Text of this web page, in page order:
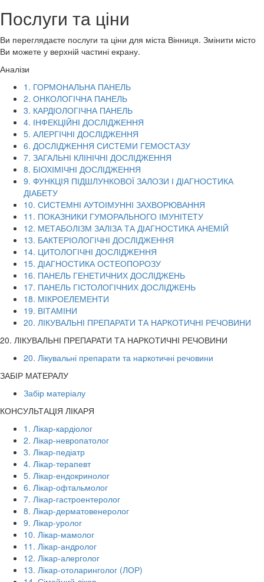
Послуги та ціни
Ви переглядаєте послуги та ціни для міста Вінниця. Змінити місто
Ви можете у верхній частині екрану.
Аналізи
1. ГОРМОНАЛЬНА ПАНЕЛЬ
2. ОНКОЛОГІЧНА ПАНЕЛЬ
3. КАРДІОЛОГІЧНА ПАНЕЛЬ
4. ІНФЕКЦІЙНІ ДОСЛІДЖЕННЯ
5. АЛЕРГІЧНІ ДОСЛІДЖЕННЯ
6. ДОСЛІДЖЕННЯ СИСТЕМИ ГЕМОСТАЗУ
7. ЗАГАЛЬНІ КЛІНІЧНІ ДОСЛІДЖЕННЯ
8. БІОХІМІЧНІ ДОСЛІДЖЕННЯ
9. ФУНКЦІЯ ПІДШЛУНКОВОЇ ЗАЛОЗИ І ДІАГНОСТИКА
ДІАБЕТУ
10. СИСТЕМНІ АУТОІМУННІ ЗАХВОРЮВАННЯ
11. ПОКАЗНИКИ ГУМОРАЛЬНОГО ІМУНІТЕТУ
12. МЕТАБОЛІЗМ ЗАЛІЗА ТА ДІАГНОСТИКА АНЕМІЙ
13. БАКТЕРІОЛОГІЧНІ ДОСЛІДЖЕННЯ
14. ЦИТОЛОГІЧНІ ДОСЛІДЖЕННЯ
15. ДІАГНОСТИКА ОСТЕОПОРОЗУ
16. ПАНЕЛЬ ГЕНЕТИЧНИХ ДОСЛІДЖЕНЬ
17. ПАНЕЛЬ ГІСТОЛОГІЧНИХ ДОСЛІДЖЕНЬ
18. МІКРОЕЛЕМЕНТИ
19. ВІТАМІНИ
20. ЛІКУВАЛЬНІ ПРЕПАРАТИ ТА НАРКОТИЧНІ РЕЧОВИНИ
20. ЛІКУВАЛЬНІ ПРЕПАРАТИ ТА НАРКОТИЧНІ РЕЧОВИНИ
20. Лікувальні препарати та наркотичні речовини
ЗАБІР МАТЕРАЛУ
Забір матеріалу
КОНСУЛЬТАЦІЯ ЛІКАРЯ
1. Лікар-кардіолог
2. Лікар-невропатолог
3. Лікар-педіатр
4. Лікар-терапевт
5. Лікар-ендокринолог
6. Лікар-офтальмолог
7. Лікар-гастроентеролог
8. Лікар-дерматовенеролог
9. Лікар-уролог
10. Лікар-мамолог
11. Лікар-андролог
12. Лікар-алерголог
13. Лікар-отоларинголог (ЛОР)